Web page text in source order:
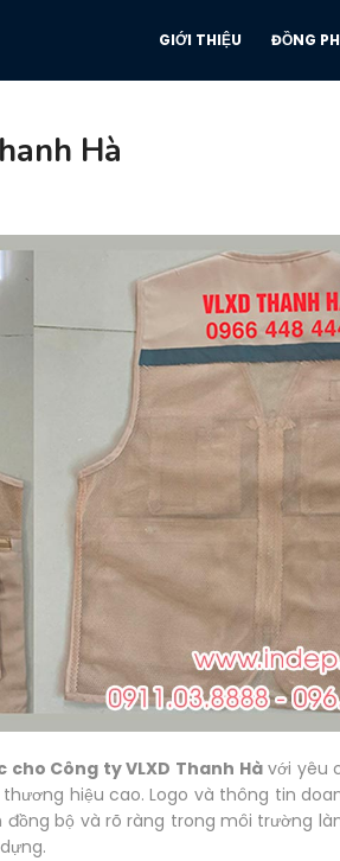
GIỚI THIỆU ĐỒNG
Hà
cho Công ty VLXD Thanh Hàvới yêu
hiệu cao. Logo và thông tin
bộ và rõ ràng trong môi trường